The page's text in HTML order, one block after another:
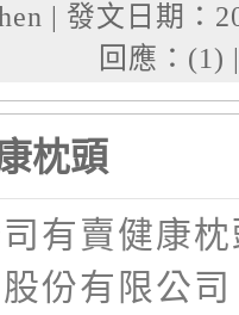
| 發文日期：
回應：(1)
枕頭
有賣健康
份有限公